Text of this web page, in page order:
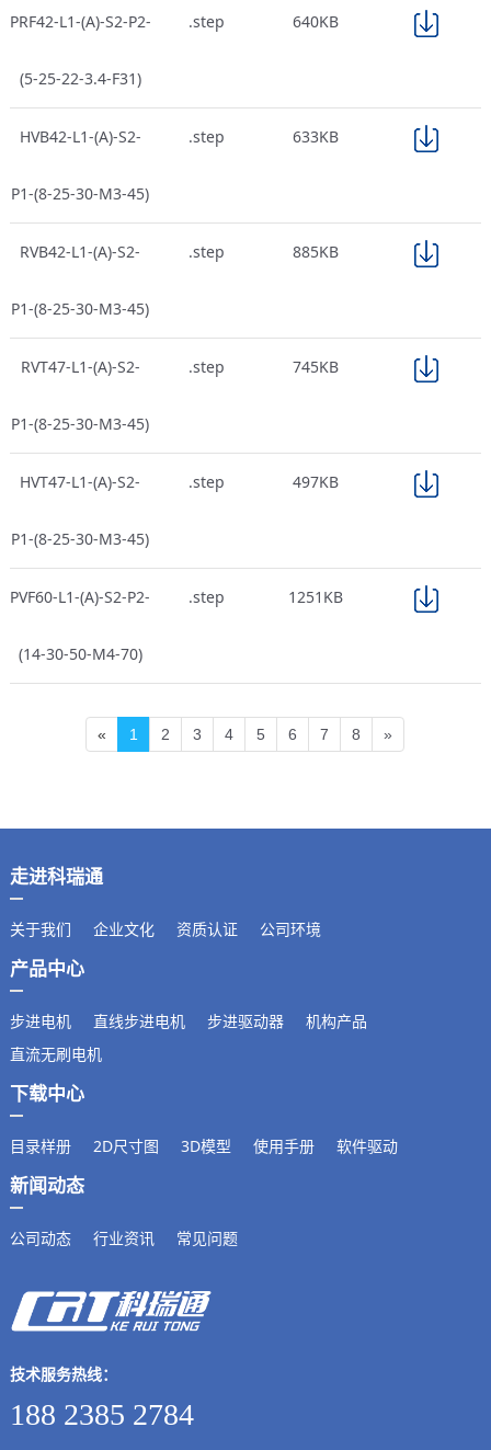
PRF42-L1-(A)-S2-P2-
(5-25-22-3.4-F31)
.step 640KB
HVB42-L1-(A)-S2-
P1-(8-25-30-M3-45)
.step 633KB
RVB42-L1-(A)-S2-
P1-(8-25-30-M3-45)
.step 885KB
RVT47-L1-(A)-S2-
P1-(8-25-30-M3-45)
.step 745KB
HVT47-L1-(A)-S2-
P1-(8-25-30-M3-45)
.step 497KB
PVF60-L1-(A)-S2-P2-
(14-30-50-M4-70)
.step 1251KB
« 1 2 3 4 5 6 7 8 »
走进科瑞通
关于我们 企业文化 资质认证 公司环境
产品中心
步进电机 直线步进电机 步进驱动器
机构产品
直流无刷电机
下载中心
目录样册 2D尺寸图 3D模型 使用手册 软件驱动
新闻动态
公司动态 行业资讯 常见问题
技术服务热线：
188 2385 2784